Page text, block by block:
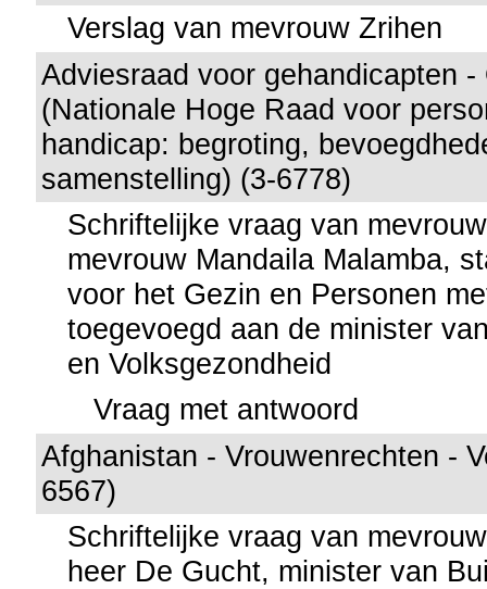
Verslag van mevrouw Zrihen
Adviesraad voor gehandicapten -
(Nationale Hoge Raad voor
handicap: begroting,
samenstelling) (3-6778)
Schriftelijke vraag van
mevrouw Mandaila Malamba,
voor het Gezin en Personen
toegevoegd aan de minister
en Volksgezondheid
Vraag met antwoord
Afghanistan - Vrouwenrechten -
6567)
Schriftelijke vraag van
heer De Gucht, minister van